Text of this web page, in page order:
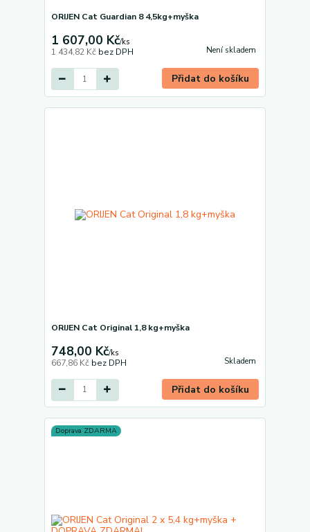
ORIJEN Cat Guardian 8 4,5kg+myška
1 607,00 Kč/ks
1 434,82 Kč bez DPH Není skladem
Přidat do košíku
ORIJEN Cat Original 1,8 kg+myška
748,00 Kč/ks
667,86 Kč bez DPH Skladem
Přidat do košíku
Doprava ZDARMA